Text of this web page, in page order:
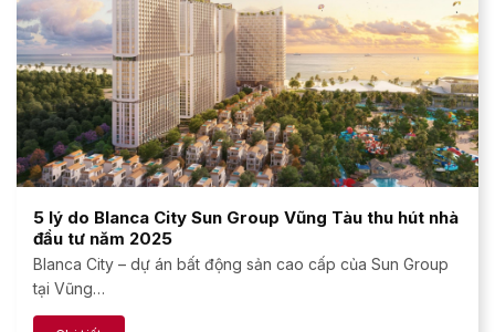
5 lý do Blanca City Sun Group Vũng Tàu thu hút nhà
đầu tư năm 2025
Blanca City – dự án bất động sản cao cấp của Sun Group
tại Vũng…